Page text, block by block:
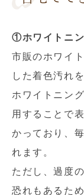
①ホワイトニン
市販のホワイ
した着色汚れ
ホワイトニン
用することで
かっており、
れます。
ただし、過度
恐れもあるた